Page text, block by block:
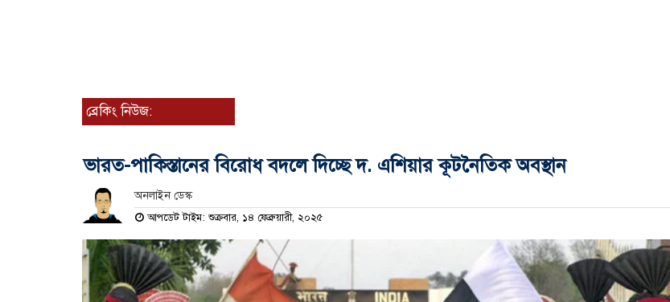
ব্রেকিং নিউজ:
ভারত-পাকিস্তানের বিরোধ বদলে দিচ্ছে দ. এশিয়ার কূটনৈতিক অবস্থান
অনলাইন ডেস্ক
আপডেট টাইম: শুক্রবার, ১৪ ফেব্রুয়ারী, ২০২৫